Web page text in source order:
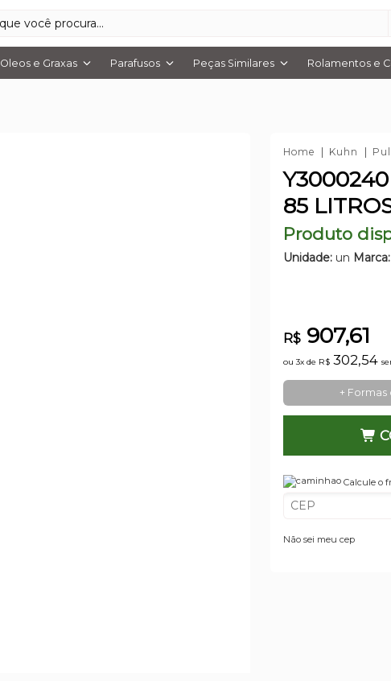
Oleos e Graxas Parafusos Peças Similares Rolamentos e
Home Kuhn
85
Produto
Unidade: un Marca:
R$ 907,61
ou 3x de R$ 302,54
+
Calcule o
Não sei meu cep